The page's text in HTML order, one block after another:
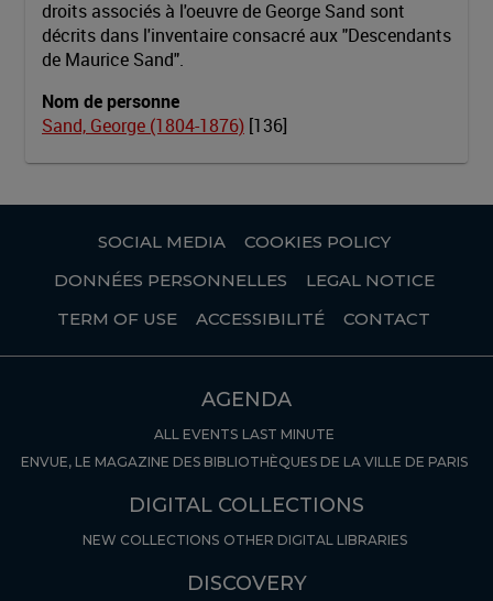
droits associés à l'oeuvre de George Sand sont
décrits dans l'inventaire consacré aux "Descendants
de Maurice Sand".
Nom de personne
Sand, George (1804-1876) [136]
SOCIAL MEDIA
COOKIES POLICY
DONNÉES PERSONNELLES
LEGAL NOTICE
TERM OF USE
ACCESSIBILITÉ CONTACT
AGENDA
ALL EVENTS LAST MINUTE
ENVUE, LE MAGAZINE DES BIBLIOTHÈQUES DE LA VILLE DE PARIS
DIGITAL COLLECTIONS
NEW COLLECTIONS OTHER DIGITAL LIBRARIES
DISCOVERY